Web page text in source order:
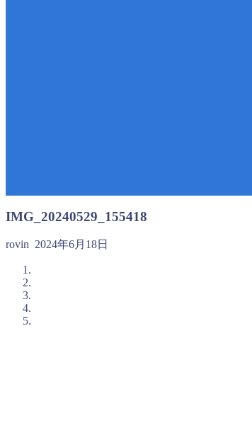
IMG_20240529_155418
rovin 2024年6月18日